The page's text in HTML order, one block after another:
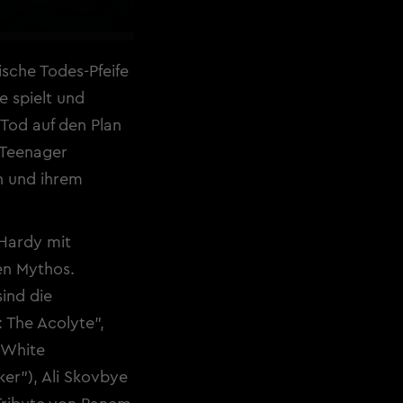
Todes-Pfeife
spielt und
auf den Plan
und ihrem
mit
Mythos.
die
The Acolyte",
Ali Skovbye